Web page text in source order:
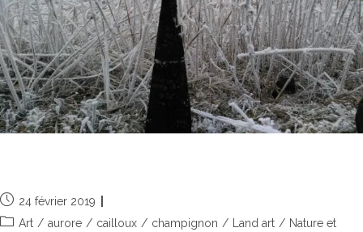
24 février 2019
Art / aurore / cailloux / champignon / Land art / Nature et